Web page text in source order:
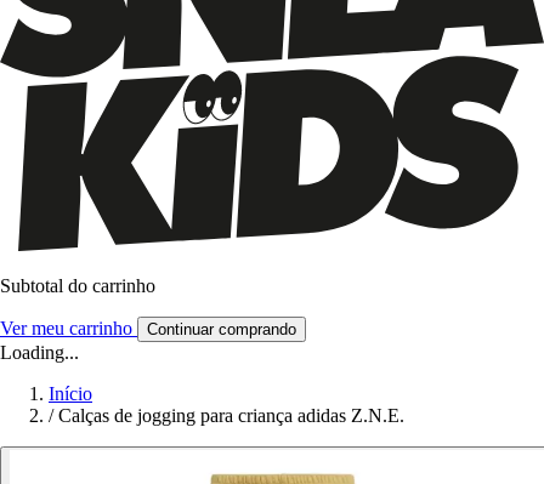
Subtotal do carrinho
Ver meu carrinho Continuar comprando
Loading...
Início
/ Calças de jogging para criança adidas Z.N.E.